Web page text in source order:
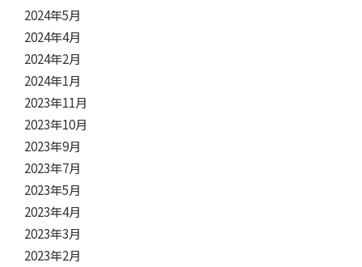
2024年5月
2024年4月
2024年2月
2024年1月
2023年11月
2023年10月
2023年9月
2023年7月
2023年5月
2023年4月
2023年3月
2023年2月